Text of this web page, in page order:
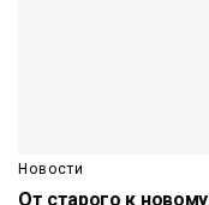
Новости
От старого к